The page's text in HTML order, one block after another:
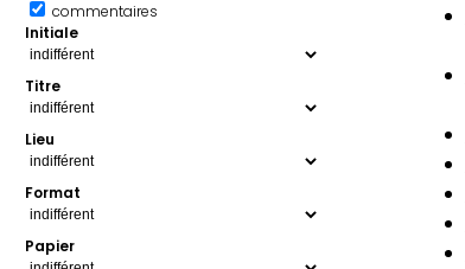
commentaires
Initiale
Titre
Lieu
Format
Papier